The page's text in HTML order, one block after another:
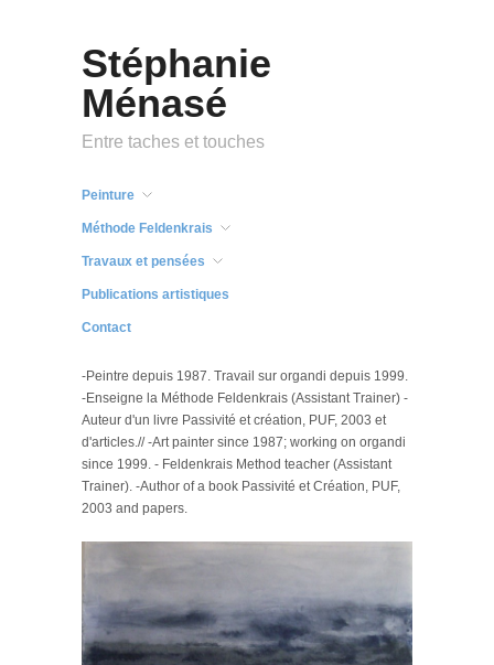
Stéphanie
Ménasé
Entre taches et touches
Peinture
Méthode Feldenkrais
Travaux et pensées
Publications artistiques
Contact
-Peintre depuis 1987. Travail sur organdi depuis 1999.
-Enseigne la Méthode Feldenkrais (Assistant Trainer) -
Auteur d'un livre Passivité et création, PUF, 2003 et
d'articles.// -Art painter since 1987; working on organdi
since 1999. - Feldenkrais Method teacher (Assistant
Trainer). -Author of a book Passivité et Création, PUF,
2003 and papers.